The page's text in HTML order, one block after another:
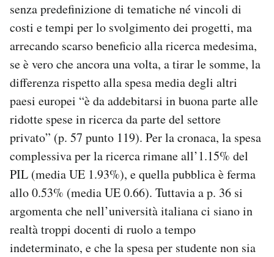
senza predefinizione di tematiche né vincoli di
costi e tempi per lo svolgimento dei progetti, ma
arrecando scarso beneficio alla ricerca medesima,
se è vero che ancora una volta, a tirar le somme, la
differenza rispetto alla spesa media degli altri
paesi europei “è da addebitarsi in buona parte alle
ridotte spese in ricerca da parte del settore
privato” (p. 57 punto 119). Per la cronaca, la spesa
complessiva per la ricerca rimane all’1.15% del
PIL (media UE 1.93%), e quella pubblica è ferma
allo 0.53% (media UE 0.66). Tuttavia a p. 36 si
argomenta che nell’università italiana ci siano in
realtà troppi docenti di ruolo a tempo
indeterminato, e che la spesa per studente non sia